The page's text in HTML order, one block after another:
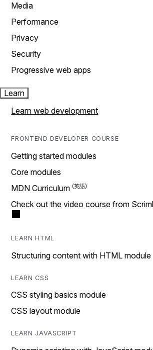
Media
Performance
Privacy
Security
Progressive web apps
Learn
Learn web development
FRONTEND DEVELOPER COURSE
Getting started modules
Core modules
MDN Curriculum
Check out the video course from
LEARN HTML
Structuring content with HTML module
LEARN CSS
CSS styling basics module
CSS layout module
LEARN JAVASCRIPT